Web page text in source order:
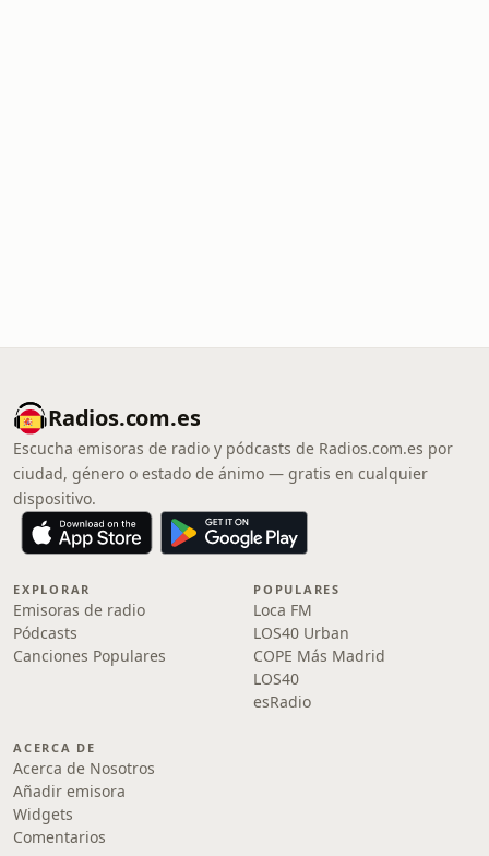
Radios.com.es
Escucha emisoras de radio y pódcasts de Radios.com.es por
ciudad, género o estado de ánimo — gratis en cualquier
dispositivo.
EXPLORAR
Emisoras de radio
Pódcasts
Canciones Populares
POPULARES
Loca FM
LOS40 Urban
COPE Más Madrid
LOS40
esRadio
ACERCA DE
Acerca de Nosotros
Añadir emisora
Widgets
Comentarios